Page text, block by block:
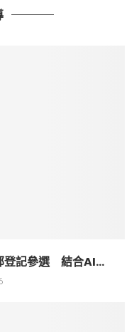
登記參選 結合AI...